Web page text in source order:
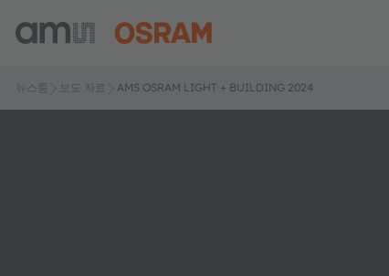
뉴스룸 보도 자료 AMS OSRAM LIGHT + BUILDING 2024